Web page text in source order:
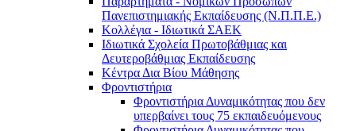
Πανεπιστημιακής Εκπαίδευσης (Ν.Π.Π.Ε.)
Κολλέγια - Ιδιωτικά ΣΑΕΚ
Ιδιωτικά Σχολεία Πρωτοβάθμιας και
Δευτεροβάθμιας Εκπαίδευσης
Κέντρα Δια Βίου Μάθησης
Φροντιστήρια
Φροντιστήρια Δυναμικότητας που δεν
υπερβαίνει τους 75 εκπαιδευόμενους